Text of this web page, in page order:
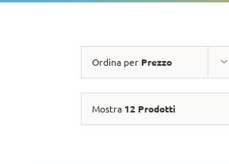
Ordina per Prezzo
Mostra 12 Prodotti